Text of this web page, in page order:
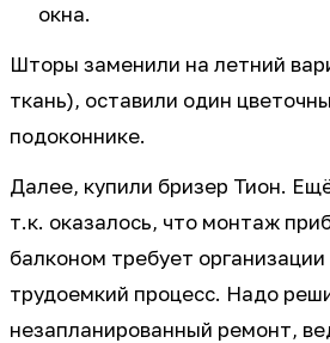
окна.
Шторы заменили на летний
ткань), оставили один
подоконнике.
Далее, купили бризер Тион.
т.к. оказалось, что монтаж
балконом требует
трудоемкий процесс. Надо
незапланированный ремонт,